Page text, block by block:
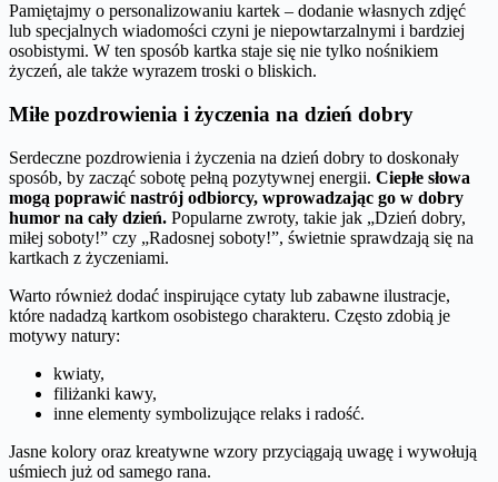
Pamiętajmy o personalizowaniu kartek – dodanie własnych zdjęć
lub specjalnych wiadomości czyni je niepowtarzalnymi i bardziej
osobistymi. W ten sposób kartka staje się nie tylko nośnikiem
życzeń, ale także wyrazem troski o bliskich.
Miłe pozdrowienia i życzenia na dzień dobry
Serdeczne pozdrowienia i życzenia na dzień dobry to doskonały
sposób, by zacząć sobotę pełną pozytywnej energii. Ciepłe słowa
mogą poprawić nastrój odbiorcy, wprowadzając go w dobry
humor na cały dzień. Popularne zwroty, takie jak „Dzień dobry,
miłej soboty!” czy „Radosnej soboty!”, świetnie sprawdzają się na
kartkach z życzeniami.
Warto również dodać inspirujące cytaty lub zabawne ilustracje,
które nadadzą kartkom osobistego charakteru. Często zdobią je
motywy natury:
kwiaty,
filiżanki kawy,
inne elementy symbolizujące relaks i radość.
Jasne kolory oraz kreatywne wzory przyciągają uwagę i wywołują
uśmiech już od samego rana.